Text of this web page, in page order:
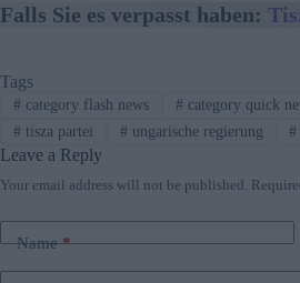
Falls Sie es verpasst haben:
Tags
#category flash news #category quick
#tisza partei #ungarische regierung #
Leave a Reply
Your email address will not be published.
Name*